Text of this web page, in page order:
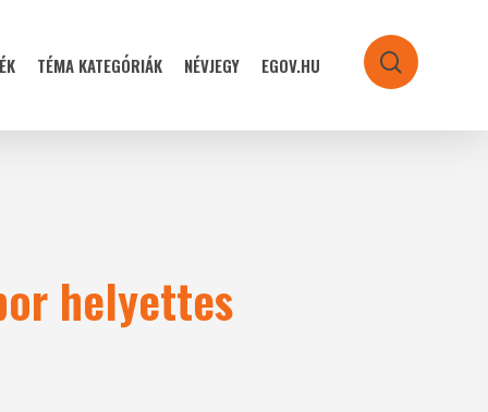
TÉMA KATEGÓRIÁK NÉVJEGY EGOV.HU search
helyettes